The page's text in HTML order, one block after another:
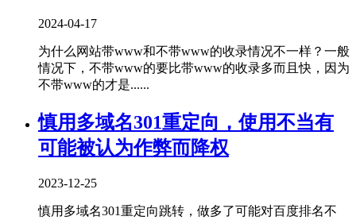
2024-04-17
为什么网站带www和不带www的收录情况不一样？一般
情况下，不带www的要比带www的收录多而且快，因为
不带www的才是......
慎用多域名301重定向，使用不当有
可能被认为作弊而降权
2023-12-25
慎用多域名301重定向跳转，做多了可能对百度排名不